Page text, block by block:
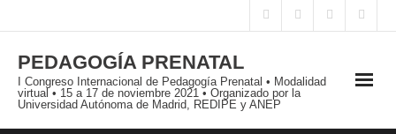
PEDAGOGÍA PRENATAL
I Congreso Internacional de Pedagogía Prenatal • Modalidad
virtual • 15 a 17 de noviembre 2021 • Organizado por la
Universidad Autónoma de Madrid, REDIPE y ANEP